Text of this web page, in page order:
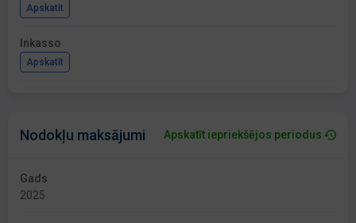
Apskatīt
Inkasso
Apskatīt
Nodokļu maksājumi Apskatīt iepriekšējos periodus
Gads
2025